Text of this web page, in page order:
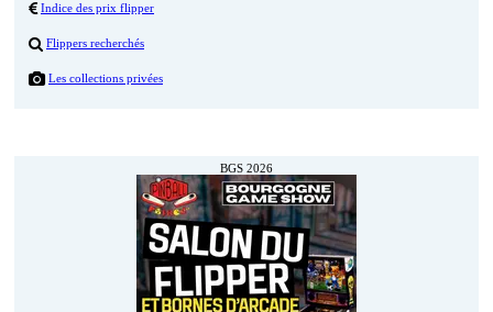
Indice des prix flipper
Flippers recherchés
Les collections privées
BGS 2026